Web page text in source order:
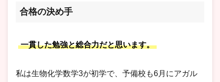
合格の決め手
一貫した勉強と総合力だと思います。
私は生物化学数学3が初学で、予備校も6月にアガル